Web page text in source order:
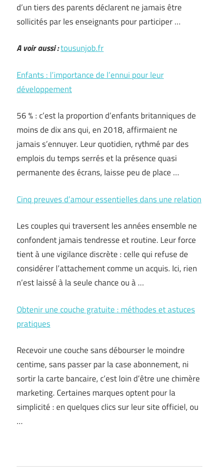
d’un tiers des parents déclarent ne jamais être
sollicités par les enseignants pour participer …
A voir aussi :tousunjob.fr
Enfants : l’importance de l’ennui pour leur
développement
56 % : c’est la proportion d’enfants britanniques de
moins de dix ans qui, en 2018, affirmaient ne
jamais s’ennuyer. Leur quotidien, rythmé par des
emplois du temps serrés et la présence quasi
permanente des écrans, laisse peu de place …
Cinq preuves d’amour essentielles dans une relation
Les couples qui traversent les années ensemble ne
confondent jamais tendresse et routine. Leur force
tient à une vigilance discrète : celle qui refuse de
considérer l’attachement comme un acquis. Ici, rien
n’est laissé à la seule chance ou à …
Obtenir une couche gratuite : méthodes et astuces
pratiques
Recevoir une couche sans débourser le moindre
centime, sans passer par la case abonnement, ni
sortir la carte bancaire, c’est loin d’être une chimère
marketing. Certaines marques optent pour la
simplicité : en quelques clics sur leur site officiel, ou
…